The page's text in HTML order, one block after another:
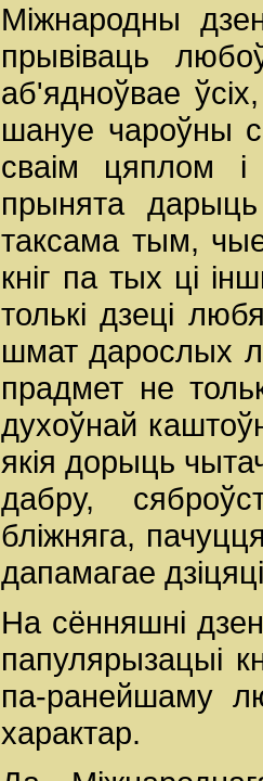
Міжнародны
прывіваць
аб'ядноўвае
шануе чароўны
сваім цяплом
прынята
таксама тым,
кніг па тых ці
толькі дзеці
шмат дарослых
прадмет не
духоўнай
якія дорыць
дабру,
бліжняга,
дапамагае
На сённяшні
папулярызацыі
па-ранейшаму
характар.